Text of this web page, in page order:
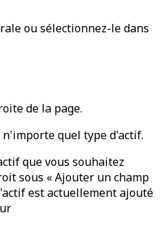
ou sélectionnez-le dans
de la page.
n'importe quel type d'actif.
que vous souhaitez
sous « Ajouter un champ
est actuellement ajouté